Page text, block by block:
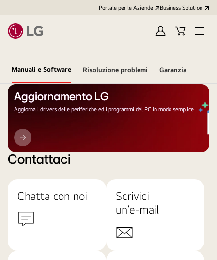
Portale per le Aziende Business Solution
AccediCart
Open
Manuali e Software Risoluzione problemi Garanzia
Aggiornamento LG
Aggiorna i drivers delle periferiche ed i programmi del PC in modo semplice
Aggiornamento
LG
Contattaci
Chatta con noi
Scrivici
un’e-mail